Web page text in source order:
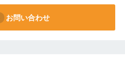
お問い合わせ